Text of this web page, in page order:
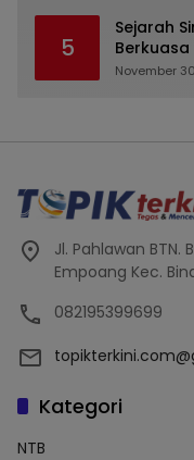
Milyaran
Terdaftar,
5
Sejarah
Berkuasa
November
Jl. Pahlawan BTN.
Empoang Kec.
082195399699
Kategori
NTB